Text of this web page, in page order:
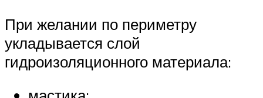
При желании по периметру
укладывается слой
гидроизоляционного материала: